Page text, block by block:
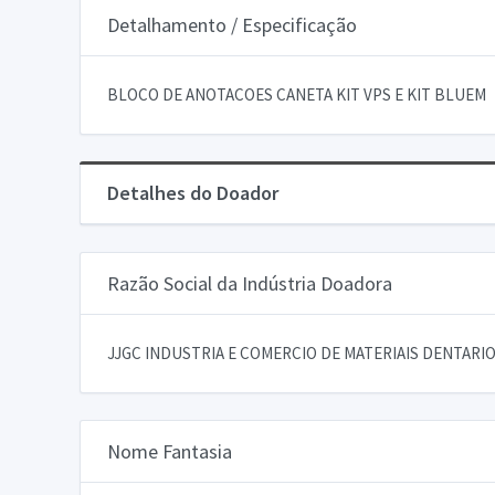
Detalhamento / Especificação
BLOCO DE ANOTACOES CANETA KIT VPS E KIT BLUEM
Detalhes do Doador
Razão Social da Indústria Doadora
JJGC INDUSTRIA E COMERCIO DE MATERIAIS
Nome Fantasia